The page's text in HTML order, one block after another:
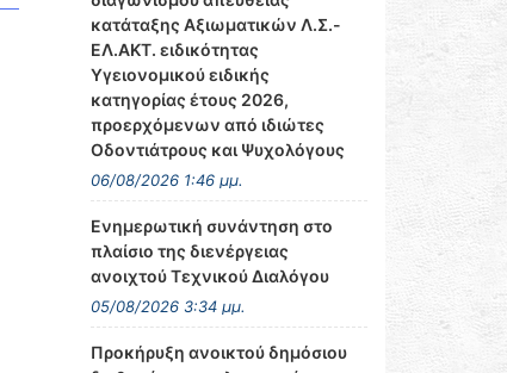
κατάταξης Αξιωματικών Λ.Σ.-
ΕΛ.ΑΚΤ. ειδικότητας
Υγειονομικού ειδικής
κατηγορίας έτους 2026,
προερχόμενων από ιδιώτες
Οδοντιάτρους και Ψυχολόγους
06/08/2026 1:46 μμ.
Ενημερωτική συνάντηση στο
πλαίσιο της διενέργειας
ανοιχτού Τεχνικού Διαλόγου
05/08/2026 3:34 μμ.
Προκήρυξη ανοικτού δημόσιου